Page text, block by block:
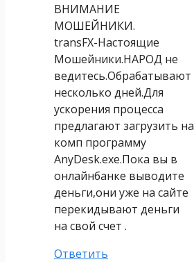
ВНИМАНИЕ
МОШЕЙНИКИ.
transFX-Настоящие
Мошейники.НАРОД не
ведитесь.Обрабатывают
несколько дней.Для
ускорения процесса
предлагают загрузить на
комп программу
AnyDesk.exe.Пока вы в
онлайнбанке выводите
деньги,они уже на сайте
перекидывают деньги
на свой счет .
Ответить